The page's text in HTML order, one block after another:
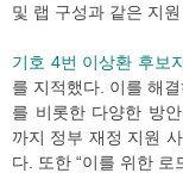
및 랩 구성과 같은 지
기호 4번 이상환 후보
를 지적했다. 이를 해
를 비롯한 다양한 방
까지 정부 재정 지원
다. 또한 “이를 위한